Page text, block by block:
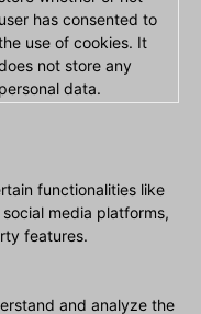
user has consented to
use of cookies. It
not store any
personal data.
functionalities like
media platforms,
features.
and analyze the